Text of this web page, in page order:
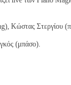
Κώστας Στεργίου
(μπάσο).